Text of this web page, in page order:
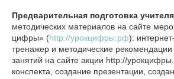
Предварительная подготовка
методических материалов на сайте
цифры» (http://урокцифры.рф):
тренажер и методические рекомендации
занятий на сайте акции http://
конспекта, создание презентации,